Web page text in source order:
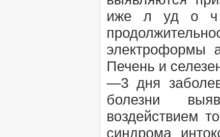
иже л уд о ч
электроформы
Печень и
—3 дня
болезни
воздействием
синдрома